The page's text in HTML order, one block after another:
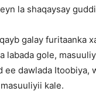
la shaqaysay
galay furitaanka
labada gole,
dawlada Itoobiya,
kale.